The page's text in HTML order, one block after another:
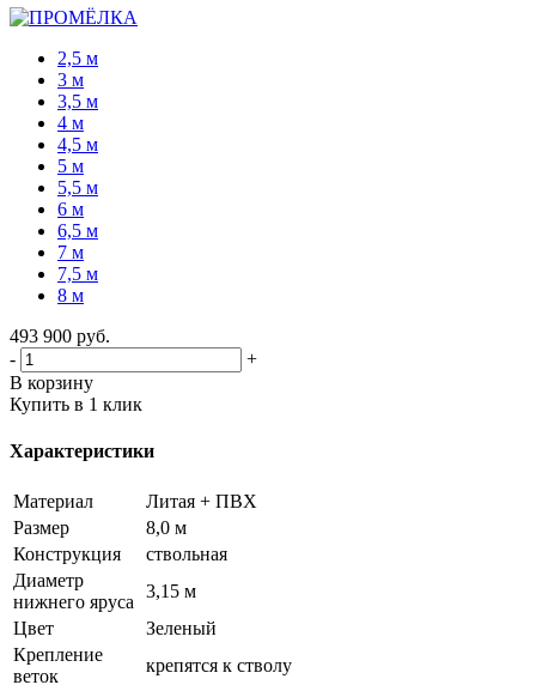
2,5 м
3 м
3,5 м
4 м
4,5 м
5 м
5,5 м
6 м
6,5 м
7 м
7,5 м
8 м
493 900 руб.
-
+
В корзину
Купить в 1 клик
Характеристики
Материал
Литая + ПВХ
Размер
8,0 м
Конструкция
ствольная
Диаметр
нижнего яруса
3,15 м
Цвет
Зеленый
Крепление
веток
крепятся к стволу